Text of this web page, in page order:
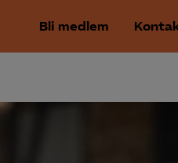
Bli medlem